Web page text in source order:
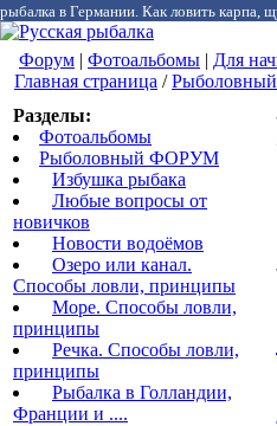
рыбалка в Германии. Как ловить карпа,
Форум | Фотоальбомы | Для
Главная страница /
Разделы:
Фотоальбомы
Рыболовный ФОРУМ
Избушка рыбака
Любые вопросы от
новичков
Новости водоёмов
Озеро или канал.
Способы ловли, принципы
Море. Способы ловли,
принципы
Речка. Способы ловли,
принципы
Рыбалка в Голландии,
Франции и ....